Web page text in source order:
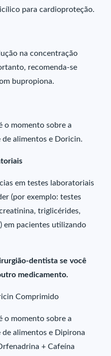
para cardioproteção.
na concentração
recomenda-se
bupropiona.
o momento sobre a
alimentos e Doricin.
em testes laboratoriais
(por exemplo: testes
triglicérides,
em pacientes utilizando
dentista se você
medicamento.
Comprimido
o momento sobre a
alimentos e Dipirona
+ Cafeína